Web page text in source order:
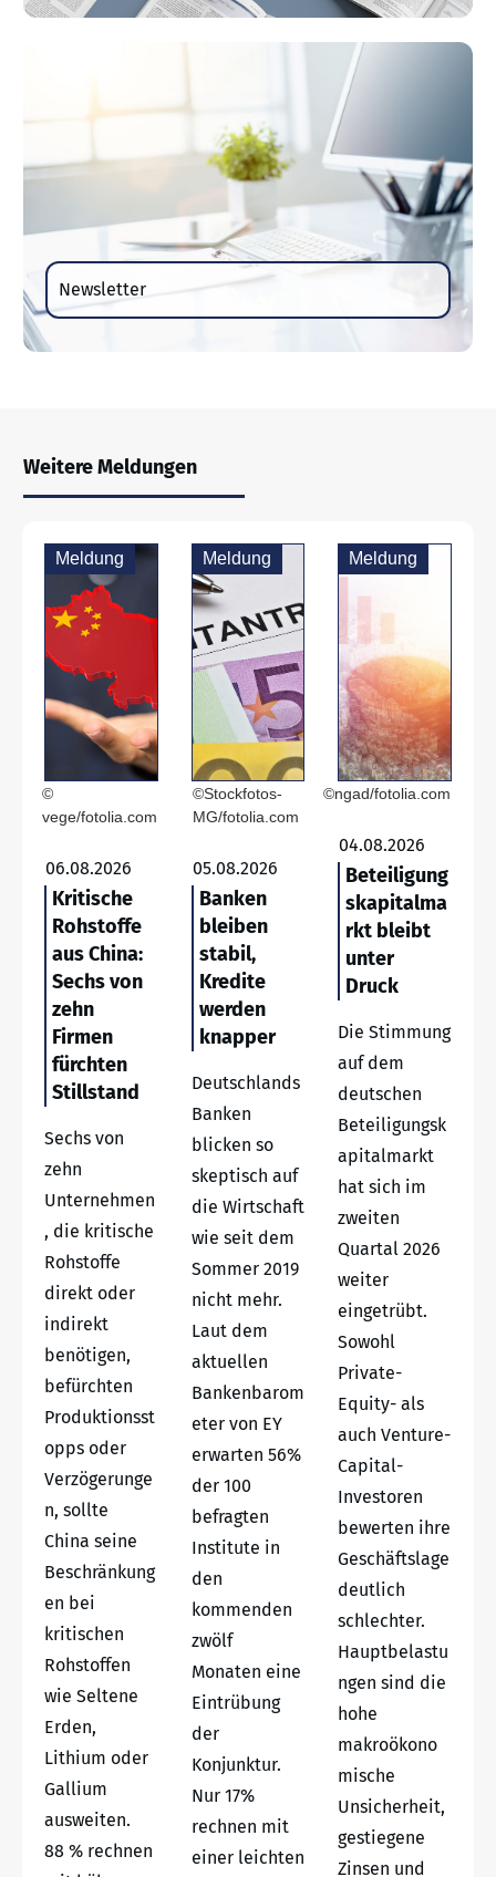
Newsletter
Weitere Meldungen
Meldung
©
vege/fotolia.com
06.08.2026
Kritische
Rohstoffe
aus China:
Sechs von
zehn
Firmen
fürchten
Stillstand
Sechs von
zehn
Unternehmen
, die kritische
Rohstoffe
direkt oder
indirekt
benötigen,
befürchten
Produktionsst
opps oder
Verzögerunge
n, sollte
China seine
Beschränkung
en bei
kritischen
Rohstoffen
wie Seltene
Erden,
Lithium oder
Gallium
ausweiten.
88 % rechnen
Meldung
©Stockfotos-
MG/fotolia.com
05.08.2026
Banken
bleiben
stabil,
Kredite
werden
knapper
Deutschlands
Banken
blicken so
skeptisch auf
die Wirtschaft
wie seit dem
Sommer 2019
nicht mehr.
Laut dem
aktuellen
Bankenbarom
eter von EY
erwarten 56%
der 100
befragten
Institute in
den
kommenden
zwölf
Monaten eine
Eintrübung
der
Konjunktur.
Nur 17%
rechnen mit
einer leichten
Meldung
©ngad/fotolia.com
04.08.2026
Beteiligung
skapitalma
rkt bleibt
unter
Druck
Die Stimmung
auf dem
deutschen
Beteiligungsk
apitalmarkt
hat sich im
zweiten
Quartal 2026
weiter
eingetrübt.
Sowohl
Private-
Equity- als
auch Venture-
Capital-
Investoren
bewerten ihre
Geschäftslage
deutlich
schlechter.
Hauptbelastu
ngen sind die
hohe
makroökono
mische
Unsicherheit,
gestiegene
Zinsen und